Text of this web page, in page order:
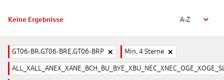
Keine Ergebnisse A-Z
GT06-BR,GT06-BRE,GT06-BRP Min. 4 Sterne